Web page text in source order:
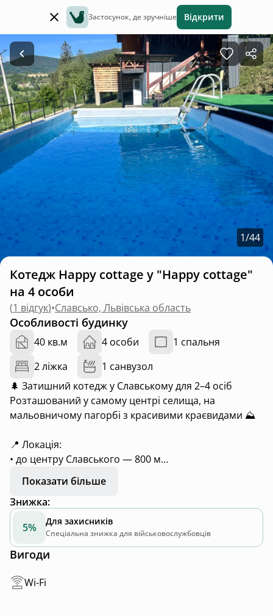
Застосунок, де зручніше Відкрити
1/44
Котедж Happy cottage у "Happy cottage"
на 4 особи
(1 відгук)•Славсько, Львівська область
Особливості будинку
40 кв.м 4 особи
1 спальня
2 ліжка
1 санвузол
🌲 Затишний котедж у Славському для 2–4 осіб
Розташований у самому центрі селища, на
мальовничому пагорбі з красивими краєвидами ⛰️
📍 Локація:
• до центру Славського — 800 м
• гора Погар — 2 км
• гора Тростян — 4 км
• гора Захар Беркут — 9 км
Ідеальне місце для відпочинку в горах у будь-яку
пору року — тиша, свіже повітря та близько до всіх
локацій ✨
📩 Пиши в Direct для бронювання
Показати більше
Знижка:
5%
Для захисників
Спеціальна знижка для військовослужбовців
Вигоди
Wi-Fi